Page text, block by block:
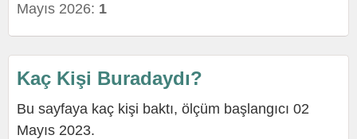
Mayıs 2026: 1
Kaç Kişi Buradaydı?
Bu sayfaya kaç kişi baktı, ölçüm başlangıcı 02
Mayıs 2023.